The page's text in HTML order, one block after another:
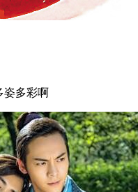
姿多彩啊